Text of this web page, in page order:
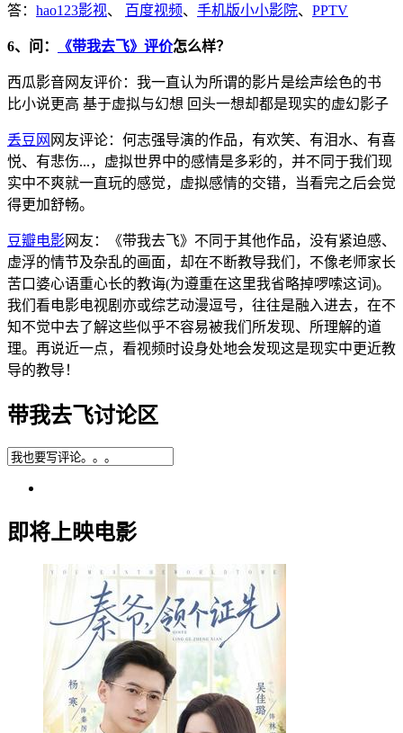
答： hao123影视、 百度视频、 手机版小小影院、 PPTV
6、问： 《带我去飞》评价怎么样？
西瓜影音网友评价：我一直认为所谓的影片是绘声绘色的书
比小说更高 基于虚拟与幻想 回头一想却都是现实的虚幻影子
丢豆网 网友评论：何志强导演的作品，有欢笑、有泪水、有喜
悦、有悲伤...，虚拟世界中的感情是多彩的，并不同于我们现
实中不爽就一直玩的感觉，虚拟感情的交错，当看完之后会觉
得更加舒畅。
豆瓣电影网友：《带我去飞》不同于其他作品，没有紧迫感、
虚浮的情节及杂乱的画面，却在不断教导我们，不像老师家长
苦口婆心语重心长的教诲(为遵重在这里我省略掉啰嗦这词)。
我们看电影电视剧亦或综艺动漫逗号，往往是融入进去，在不
知不觉中去了解这些似乎不容易被我们所发现、所理解的道
理。再说近一点，看视频时设身处地会发现这是现实中更近教
导的教导！
带我去飞讨论区
即将上映电影